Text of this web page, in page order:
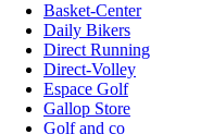
Basket-Center
Daily Bikers
Direct Running
Direct-Volley
Espace Golf
Gallop Store
Golf and co